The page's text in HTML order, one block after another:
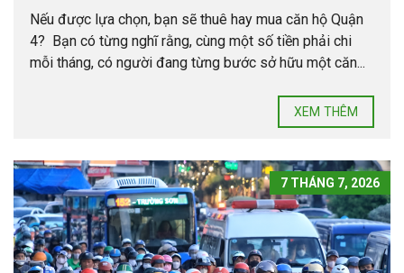
Nếu được lựa chọn, bạn sẽ thuê hay mua căn hộ Quận
4? Bạn có từng nghĩ rằng, cùng một số tiền phải chi
mỗi tháng, có người đang từng bước sở hữu một căn...
XEM THÊM
7 THÁNG 7, 2026